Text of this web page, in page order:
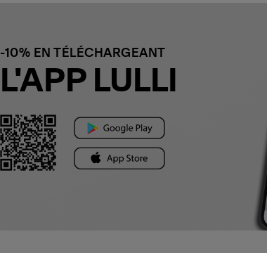
-10% EN TÉLÉCHARGEANT
L'APP LULLI